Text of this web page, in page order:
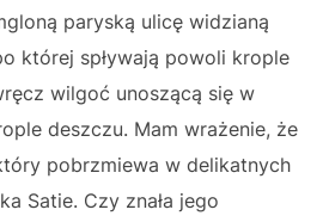
paryską ulicę widzianą
której spływają powoli krople
wilgoć unoszącą się w
deszczu. Mam wrażenie, że
pobrzmiewa w delikatnych
Satie. Czy znała jego